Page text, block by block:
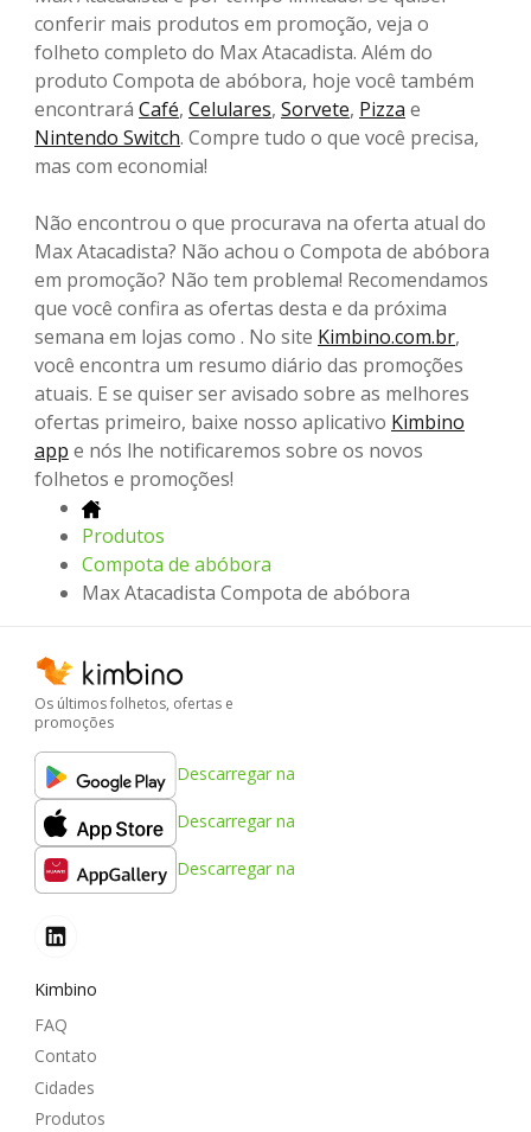
conferir mais produtos em promoção, veja o
folheto completo do Max Atacadista. Além do
produto Compota de abóbora, hoje você também
encontrará Café, Celulares, Sorvete, Pizza e
Nintendo Switch. Compre tudo o que você precisa,
mas com economia!
Não encontrou o que procurava na oferta atual do
Max Atacadista? Não achou o Compota de abóbora
em promoção? Não tem problema! Recomendamos
que você confira as ofertas desta e da próxima
semana em lojas como . No site Kimbino.com.br,
você encontra um resumo diário das promoções
atuais. E se quiser ser avisado sobre as melhores
ofertas primeiro, baixe nosso aplicativo Kimbino
app e nós lhe notificaremos sobre os novos
folhetos e promoções!
Produtos
Compota de abóbora
Max Atacadista Compota de abóbora
Os últimos folhetos, ofertas e
promoções
Descarregar na
Descarregar na
Descarregar na
Kimbino
FAQ
Contato
Cidades
Produtos